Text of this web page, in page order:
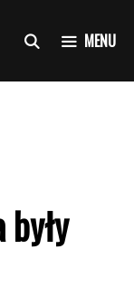
MENU